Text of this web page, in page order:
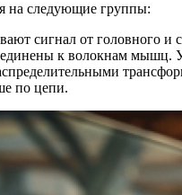
на следующие группы:
сигнал от головного и
к волокнам мышц.
по цепи.